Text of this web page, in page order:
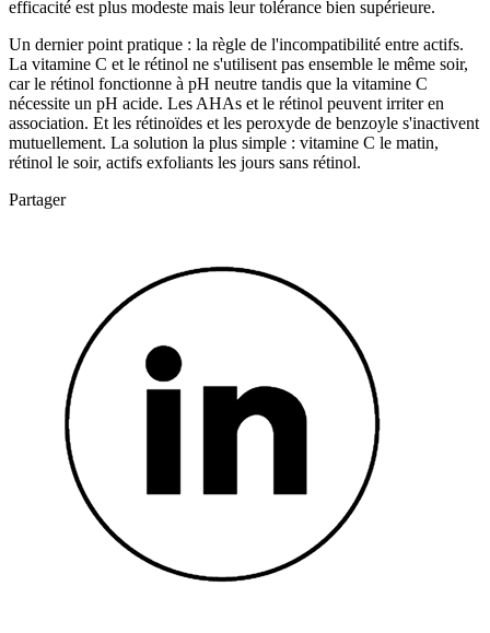
efficacité est plus modeste mais leur tolérance bien supérieure.
Un dernier point pratique : la règle de l'incompatibilité entre actifs.
La vitamine C et le rétinol ne s'utilisent pas ensemble le même soir,
car le rétinol fonctionne à pH neutre tandis que la vitamine C
nécessite un pH acide. Les AHAs et le rétinol peuvent irriter en
association. Et les rétinoïdes et les peroxyde de benzoyle s'inactivent
mutuellement. La solution la plus simple : vitamine C le matin,
rétinol le soir, actifs exfoliants les jours sans rétinol.
Partager